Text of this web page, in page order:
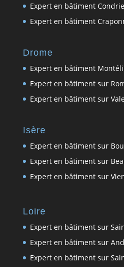
Expert en bâtiment
Expert en bâtiment
Drome
Expert en bâtiment
Expert en bâtiment sur
Expert en bâtiment sur
Isère
Expert en bâtiment sur
Expert en bâtiment sur
Expert en bâtiment sur
Loire
Expert en bâtiment sur
Expert en bâtiment sur
Expert en bâtiment sur